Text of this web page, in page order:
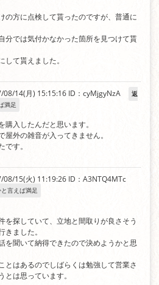
の方に点検して貰ったのですが、普通に
分では気付かなかった箇所を見つけて貰
て貰えました。
08/14(月) 15:15:16 ID：cyMjgyNzA
返
満足
入したんだと思います。
外の雑音が入ってきません。
す。
08/15(火) 11:19:26 ID：A3NTQ4MTc
言えば満足
を探していて、立地と間取りが良さそう
ました。
を聞いて納得できたので決めようかと思
とはあるのでしばらくは勉強して営業さ
は思っています。